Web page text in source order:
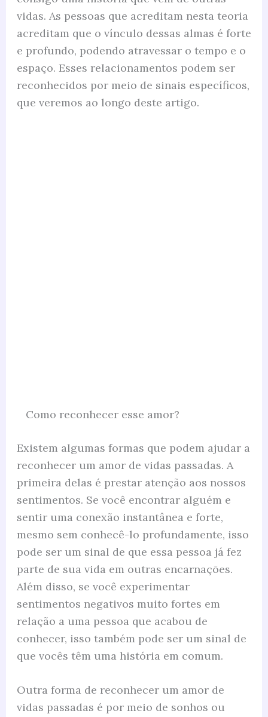
vidas. As pessoas que acreditam nesta teoria
acreditam que o vínculo dessas almas é forte
e profundo, podendo atravessar o tempo e o
espaço. Esses relacionamentos podem ser
reconhecidos por meio de sinais específicos,
que veremos ao longo deste artigo.
Como reconhecer esse amor?
Existem algumas formas que podem ajudar a
reconhecer um amor de vidas passadas. A
primeira delas é prestar atenção aos nossos
sentimentos. Se você encontrar alguém e
sentir uma conexão instantânea e forte,
mesmo sem conhecê-lo profundamente, isso
pode ser um sinal de que essa pessoa já fez
parte de sua vida em outras encarnações.
Além disso, se você experimentar
sentimentos negativos muito fortes em
relação a uma pessoa que acabou de
conhecer, isso também pode ser um sinal de
que vocês têm uma história em comum.
Outra forma de reconhecer um amor de
vidas passadas é por meio de sonhos ou